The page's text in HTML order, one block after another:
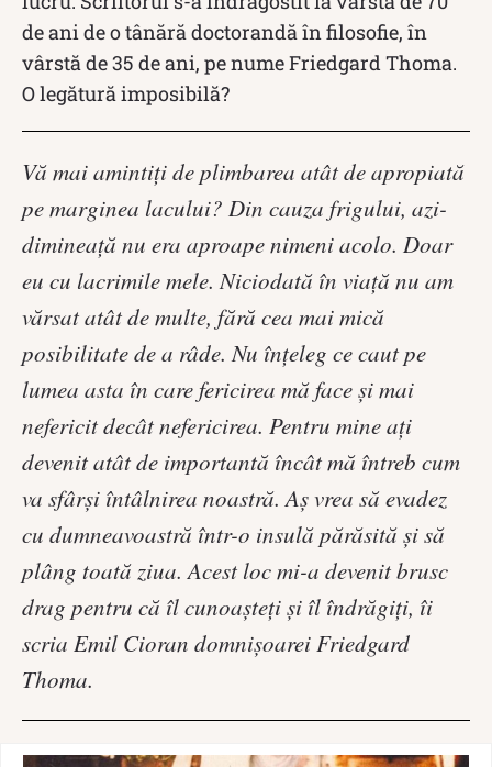
de ani de o tânără doctorandă în filosofie, în
vârstă de 35 de ani, pe nume Friedgard Thoma.
O legătură imposibilă?
Vă mai amintiţi de plimbarea atât de apropiată
pe marginea lacului? Din cauza frigului, azi-
dimineaţă nu era aproape nimeni acolo. Doar
eu cu lacrimile mele. Niciodată în viaţă nu am
vărsat atât de multe, fără cea mai mică
posibilitate de a râde. Nu înţeleg ce caut pe
lumea asta în care fericirea mă face şi mai
nefericit decât nefericirea. Pentru mine aţi
devenit atât de importantă încât mă întreb cum
va sfârşi întâlnirea noastră. Aş vrea să evadez
cu dumneavoastră într-o insulă părăsită şi să
plâng toată ziua. Acest loc mi-a devenit brusc
drag pentru că îl cunoaşteţi şi îl îndrăgiţi, îi
scria Emil Cioran domnișoarei Friedgard
Thoma.